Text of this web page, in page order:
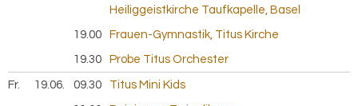
Heiliggeistkirche Taufkapelle, Basel
19.00 Frauen-Gymnastik, Titus Kirche
19.30 Probe Titus Orchester
Fr. 19.06. 2026
09.30 Titus Mini Kids